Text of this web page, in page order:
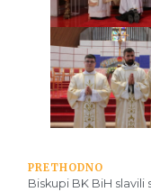
PRETHODNO